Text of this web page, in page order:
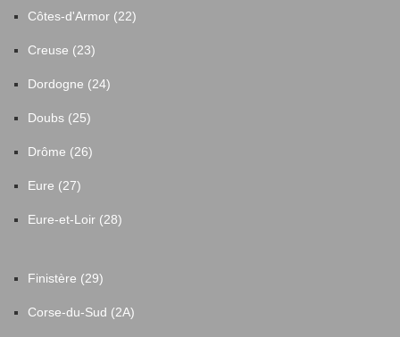
Côtes-d'Armor (22)
Creuse (23)
Dordogne (24)
Doubs (25)
Drôme (26)
Eure (27)
Eure-et-Loir (28)
Finistère (29)
Corse-du-Sud (2A)